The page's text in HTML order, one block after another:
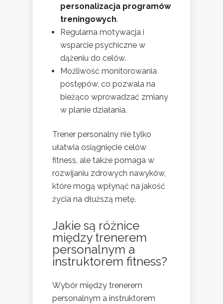
personalizacja programów
treningowych.
Regularna motywacja i
wsparcie psychiczne w
dążeniu do celów.
Możliwość monitorowania
postępów, co pozwala na
bieżąco wprowadzać zmiany
w planie działania.
Trener personalny nie tylko
ułatwia osiągnięcie celów
fitness, ale także pomaga w
rozwijaniu zdrowych nawyków,
które mogą wpłynąć na jakość
życia na dłuższą metę.
Jakie są różnice
między trenerem
personalnym a
instruktorem fitness?
Wybór między trenerem
personalnym a instruktorem